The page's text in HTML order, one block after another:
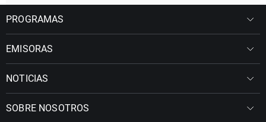
PROGRAMAS
EMISORAS
NOTICIAS
SOBRE NOSOTROS